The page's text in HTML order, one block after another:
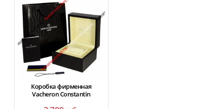
Коробка фирменная
Vacheron Constantin